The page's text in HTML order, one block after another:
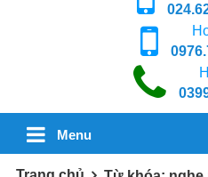
Menu